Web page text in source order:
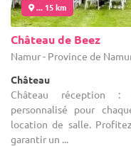
... 15 km
Château de Beez
Namur - Province de
Château
Château réception :
personnalisé pour
location de salle.
garantir un ...